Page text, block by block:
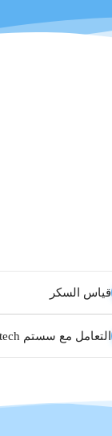
قياس السكر
التعامل مع سستم dawatech